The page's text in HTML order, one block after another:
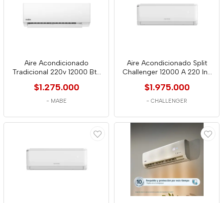
Aire Acondicionado
Tradicional 220v 12000 Btu
$1.275.000
- MABE
Aire Acondicionado Split
Challenger 12000 A 220 Inv
$1.975.000
- CHALLENGER